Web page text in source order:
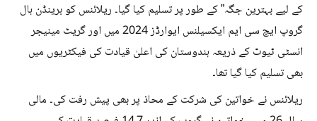
کے لیے بہترین جگہ” کے طور پر تسلیم کیا گیا۔ ریلائنس کو برینڈن ہال
گروپ ایچ سی ایم ایکسیلنس ایوارڈز 2024 میں اور گریٹ مینیجر
انسٹی ٹیوٹ کے ذریعہ ہندوستان کی اعلیٰ قیادت کی فیکٹریوں میں
بھی تسلیم کیا گیا تھا۔
ریلائنس نے خواتین کی شرکت کے محاذ پر بھی پیش رفت کی۔ مالی